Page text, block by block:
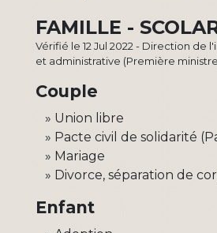
FAMILLE -
Vérifié le 12 Jul 2022 - Direction de
et administrative (Première
Couple
Union libre
Pacte civil de solidarité
Mariage
Divorce, séparation de
Enfant